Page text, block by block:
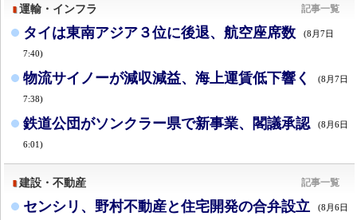
運輸・インフラ 記事一覧
タイは東南アジア３位に後退、航空座席数 (8月7日
7:40)
物流サイノーが減収減益、海上運賃低下響く (8月7日
7:38)
鉄道公団がソンクラー県で新事業、閣議承認 (8月6日
6:01)
建設・不動産 記事一覧
センシリ、野村不動産と住宅開発の合弁設立 (8月6日